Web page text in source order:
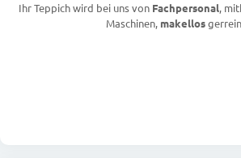
Ihr Teppich wird bei uns von Fachpersonal,
Maschinen, makellos